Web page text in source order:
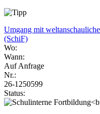
Umgang mit
(SchiF)
Wo:
Wann:
Auf Anfrage
Nr.:
26-1250599
Status: